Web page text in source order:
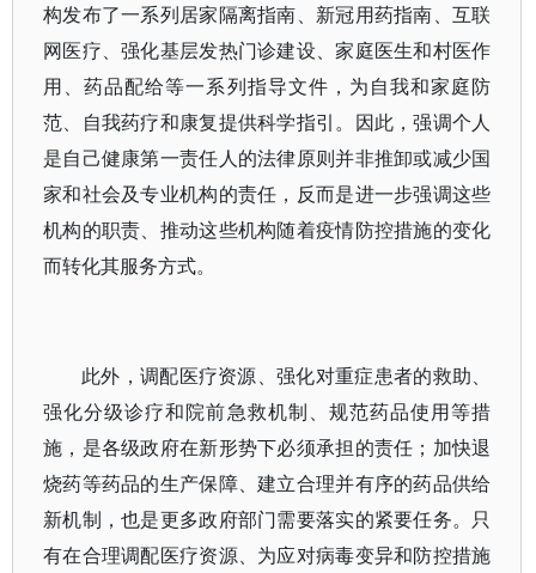
构发布了一系列居家隔离指南、新冠用药指南、互联
网医疗、强化基层发热门诊建设、家庭医生和村医作
用、药品配给等一系列指导文件，为自我和家庭防
范、自我药疗和康复提供科学指引。因此，强调个人
是自己健康第一责任人的法律原则并非推卸或减少国
家和社会及专业机构的责任，反而是进一步强调这些
机构的职责、推动这些机构随着疫情防控措施的变化
而转化其服务方式。
此外，调配医疗资源、强化对重症患者的救助、
强化分级诊疗和院前急救机制、规范药品使用等措
施，是各级政府在新形势下必须承担的责任；加快退
烧药等药品的生产保障、建立合理并有序的药品供给
新机制，也是更多政府部门需要落实的紧要任务。只
有在合理调配医疗资源、为应对病毒变异和防控措施